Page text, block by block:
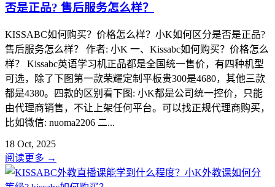
否是正品? 售后服务怎么样？
KISSABC如何购买？价格怎么样？小K如何区分是否是正品?
售后服务怎么样？ 作者: 小K 一、Kissabc如何购买？价格怎么
样？ Kissabc英语学习机正品都是全国统一售价，有四种机型
可选，除了下图第一款荣耀定制平板贵300是4680，其他三款
都是4380。四款的区别看下图: 小K都是公司统一控价，只能
由代理商销售，不让上架任何平台。可以找正规代理商购买，
比如微信: nuoma2206 二...
18 Oct, 2025
阅读更多 →